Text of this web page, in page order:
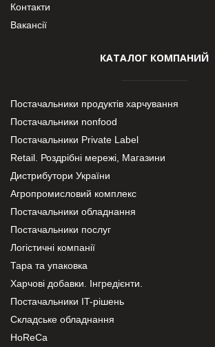
Контакти
Вакансії
КАТАЛОГ КОМПАНИЙ
Постачальники продуктів харчування
Постачальники nonfood
Постачальники Private Label
Retail. Роздрібні мережі, Магазини
Дистрибутори України
Агропромисловий комплекс
Постачальники обладнання
Постачальники послуг
Логістичні компанії
Тара та упаковка
Харчові добавки. Інгредієнти.
Постачальники IT-рішень
Складське обладнання
HoReCa